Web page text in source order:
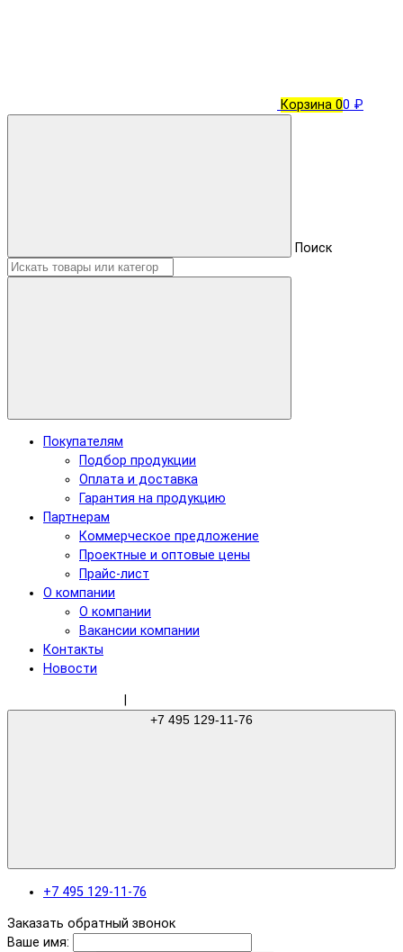
Корзина 00 ₽
Поиск
Покупателям
Подбор продукции
Оплата и доставка
Гарантия на продукцию
Партнерам
Коммерческое предложение
Проектные и оптовые цены
Прайс-лист
О компании
О компании
Вакансии компании
Контакты
Новости
+7 495 129-11-76
Заказать обратный звонок
Ваше имя: